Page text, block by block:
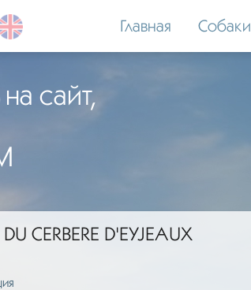
Главная Собаки
на сайт,
CERBERE D'EYJEAUX